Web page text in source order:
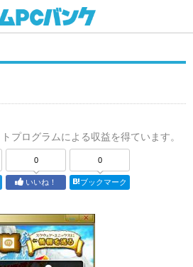
プログラムによる収益を得ています。
0
いいね！
0
ブックマーク